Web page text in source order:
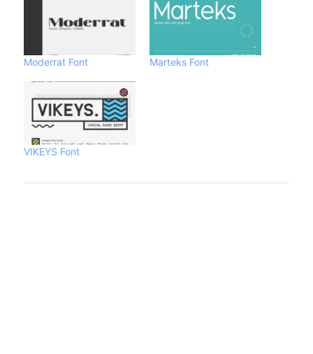
Moderrat Font Marteks Font
VIKEYS Font